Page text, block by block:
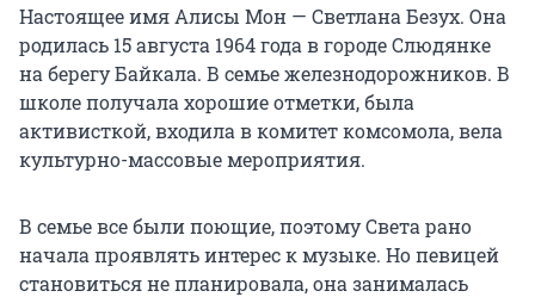
Настоящее имя Алисы Мон — Светлана Безух. Она
родилась 15 августа 1964 года в городе Слюдянке
на берегу Байкала. В семье железнодорожников. В
школе получала хорошие отметки, была
активисткой, входила в комитет комсомола, вела
культурно-массовые мероприятия.
В семье все были поющие, поэтому Света рано
начала проявлять интерес к музыке. Но певицей
становиться не планировала, она занималась